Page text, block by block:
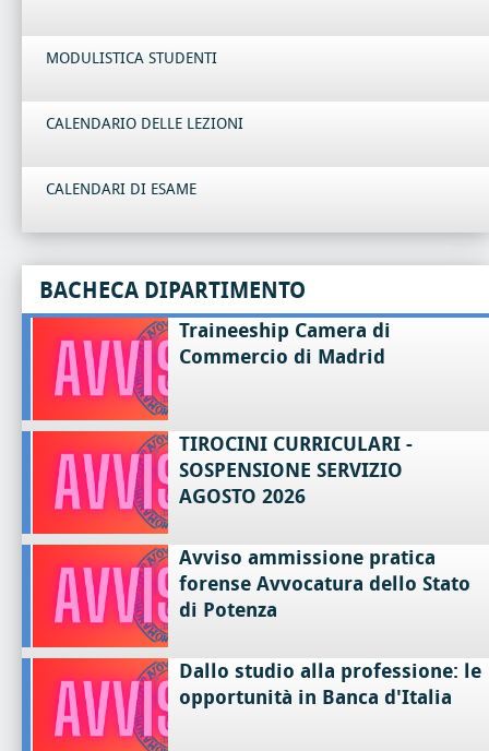
MODULISTICA STUDENTI
CALENDARIO DELLE LEZIONI
CALENDARI DI ESAME
BACHECA DIPARTIMENTO
Traineeship Camera di
Commercio di Madrid
TIROCINI CURRICULARI -
SOSPENSIONE SERVIZIO
AGOSTO 2026
Avviso ammissione pratica
forense Avvocatura dello Stato
di Potenza
Dallo studio alla professione: le
opportunità in Banca d'Italia